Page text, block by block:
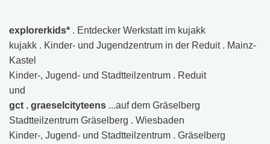
explorerkids* . Entdecker Werkstatt im kujakk
kujakk . Kinder- und Jugendzentrum in der Reduit . Mainz-
Kastel
Kinder-, Jugend- und Stadtteilzentrum . Reduit
und
gct . graeselcityteens ...auf dem Gräselberg
Stadtteilzentrum Gräselberg . Wiesbaden
Kinder-, Jugend- und Stadtteilzentrum . Gräselberg